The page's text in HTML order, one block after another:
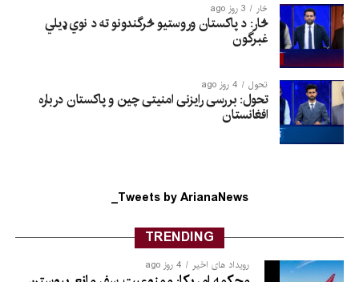
څار 3 روز ago
څار: د پاکستان وروستیو څرگندونو ته د نوي ډیلي
غبرگون
تحول 4 روز ago
تحول: بررسی رایزنی امنیتی چین و پاکستان درباره
افغانستان
Tweets by ArianaNews_
TRENDING
رویداد های اخیر 4 روز ago